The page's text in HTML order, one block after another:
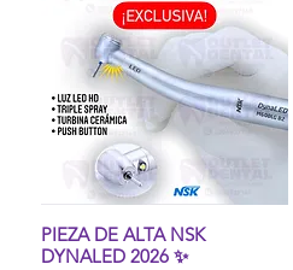
Vista rápida
PIEZA DE ALTA NSK
DYNALED 2026 ✨